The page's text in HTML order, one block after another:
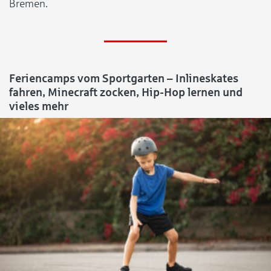
Bremen.
Feriencamps vom Sportgarten – Inlineskates
fahren, Minecraft zocken, Hip-Hop lernen und
vieles mehr